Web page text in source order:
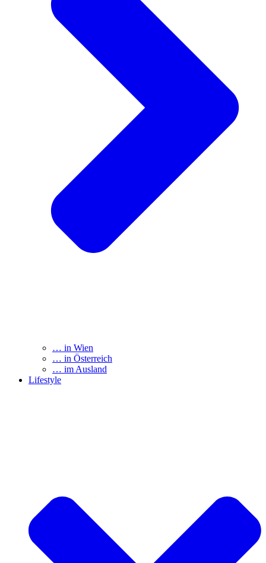
… in Wien
… in Österreich
… im Ausland
Lifestyle